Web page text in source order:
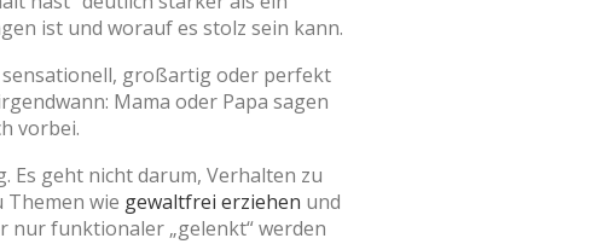
ist und worauf es stolz sein kann.
sensationell, großartig oder perfekt
Mama oder Papa sagen
vorbei.
Es geht nicht darum, Verhalten zu
Themen wie gewaltfrei erziehen und
nur funktionaler „gelenkt“ werden